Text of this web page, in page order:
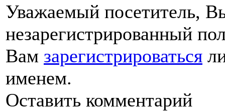
Уважаемый посетитель,
незарегистрированный
Вам зарегистрироваться
именем.
Оставить комментарий